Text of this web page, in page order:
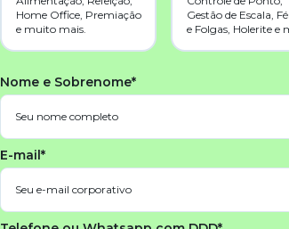
Home Office, Premiação
e muito mais.
Gestão de Escala,
e Folgas, Holerite e
Nome e Sobrenome*
E-mail*